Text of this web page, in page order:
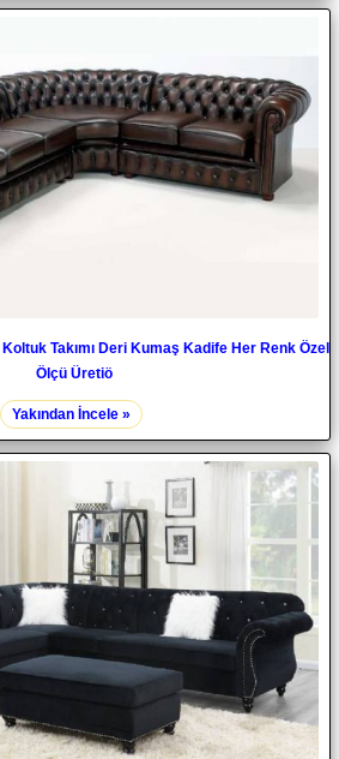
Takımı Deri Kumaş Kadife Her Renk Özel
Ölçü Üretiö
Yakından İncele »